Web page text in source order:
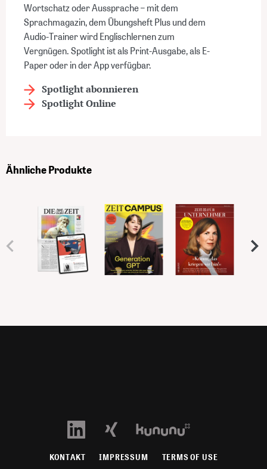
Wortschatz oder Aussprache – mit dem
Sprachmagazin, dem Übungsheft Plus und dem
Audio-Trainer wird Englischlernen zum
Vergnügen. Spotlight ist als Print-Ausgabe, als E-
Paper oder in der App verfügbar.
Spotlight abonnieren
Spotlight Online
Ähnliche Produkte
KONTAKT IMPRESSUM TERMS OF USE